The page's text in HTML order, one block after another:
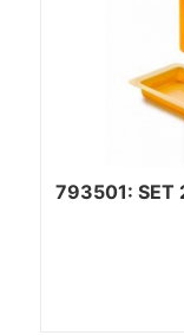
793501: SET